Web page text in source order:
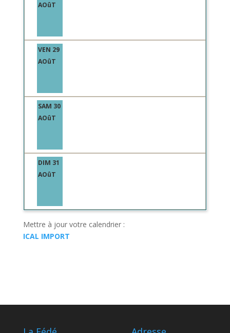
AOûT
VEN 29
AOûT
SAM 30
AOûT
DIM 31
AOûT
Mettre à jour votre calendrier :
ICAL IMPORT